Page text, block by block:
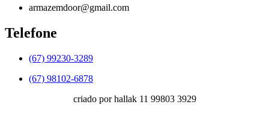
armazemdoor@gmail.com
Telefone
(67) 99230-3289
(67) 98102-6878
criado por hallak 11 99803 3929